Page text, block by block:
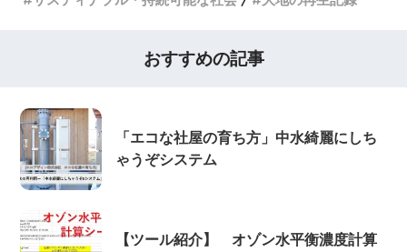
おすすめの記事
「エコな社屋の育ち方」中水綺麗にしち
ゃうぞシステム
【ツール紹介】 オゾン水平衡濃度計算